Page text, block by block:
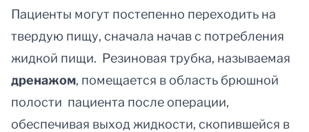
Пациенты могут постепенно переходить на
твердую пищу, сначала начав с потребления
жидкой пищи. Резиновая трубка, называемая
дренажом, помещается в область брюшной
полости пациента после операции,
обеспечивая выход жидкости, скопившейся в